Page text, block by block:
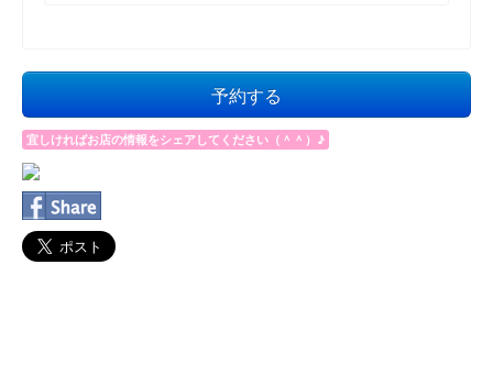
予約する
宜しければお店の情報をシェアしてください（＾＾）♪